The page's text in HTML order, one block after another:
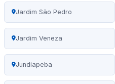
Jardim São Pedro
Jardim Veneza
Jundiapeba